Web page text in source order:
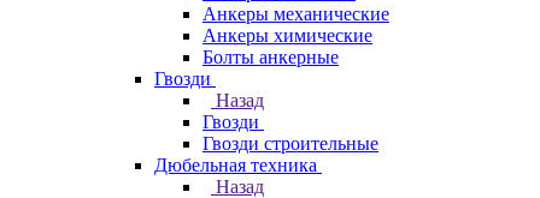
Анкеры механические
Анкеры химические
Болты анкерные
Гвозди
Назад
Гвозди
Гвозди строительные
Дюбельная техника
Назад